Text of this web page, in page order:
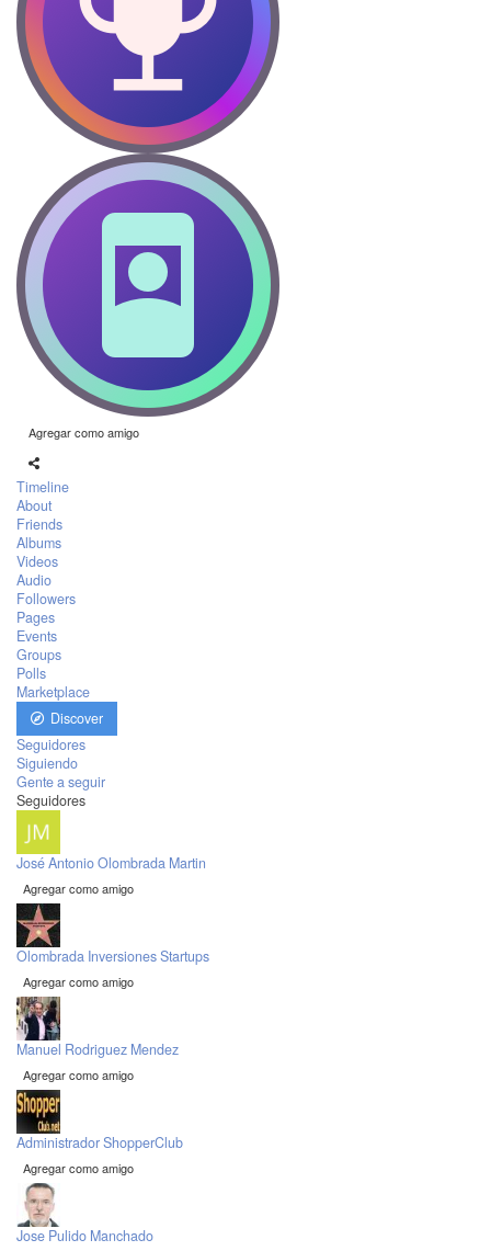
Agregar como amigo
Timeline
About
Friends
Albums
Videos
Audio
Followers
Pages
Events
Groups
Polls
Marketplace
Discover
Seguidores
Siguiendo
Gente a seguir
Seguidores
José Antonio Olombrada Martin
Agregar como amigo
Olombrada Inversiones Startups
Agregar como amigo
Manuel Rodriguez Mendez
Agregar como amigo
Administrador ShopperClub
Agregar como amigo
Jose Pulido Manchado